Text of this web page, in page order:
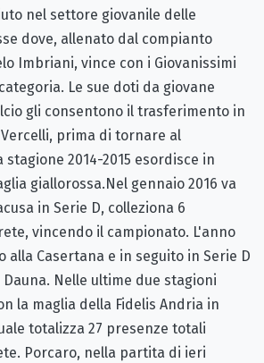
nel settore giovanile delle
dove, allenato dal compianto
Imbriani, vince con i Giovanissimi
Le sue doti da giovane
gli consentono il trasferimento in
prima di tornare al
stagione 2014-2015 esordisce in
giallorossa.Nel gennaio 2016 va
in Serie D, colleziona 6
vincendo il campionato. L'anno
alla Casertana e in seguito in Serie D
Nelle ultime due stagioni
la maglia della Fidelis Andria in
totalizza 27 presenze totali
Porcaro, nella partita di ieri